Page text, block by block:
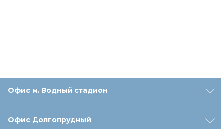
Офис м. Водный стадион
Офис Долгопрудный